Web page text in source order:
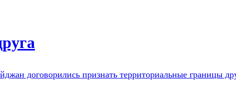
договорились признать территориальные границы